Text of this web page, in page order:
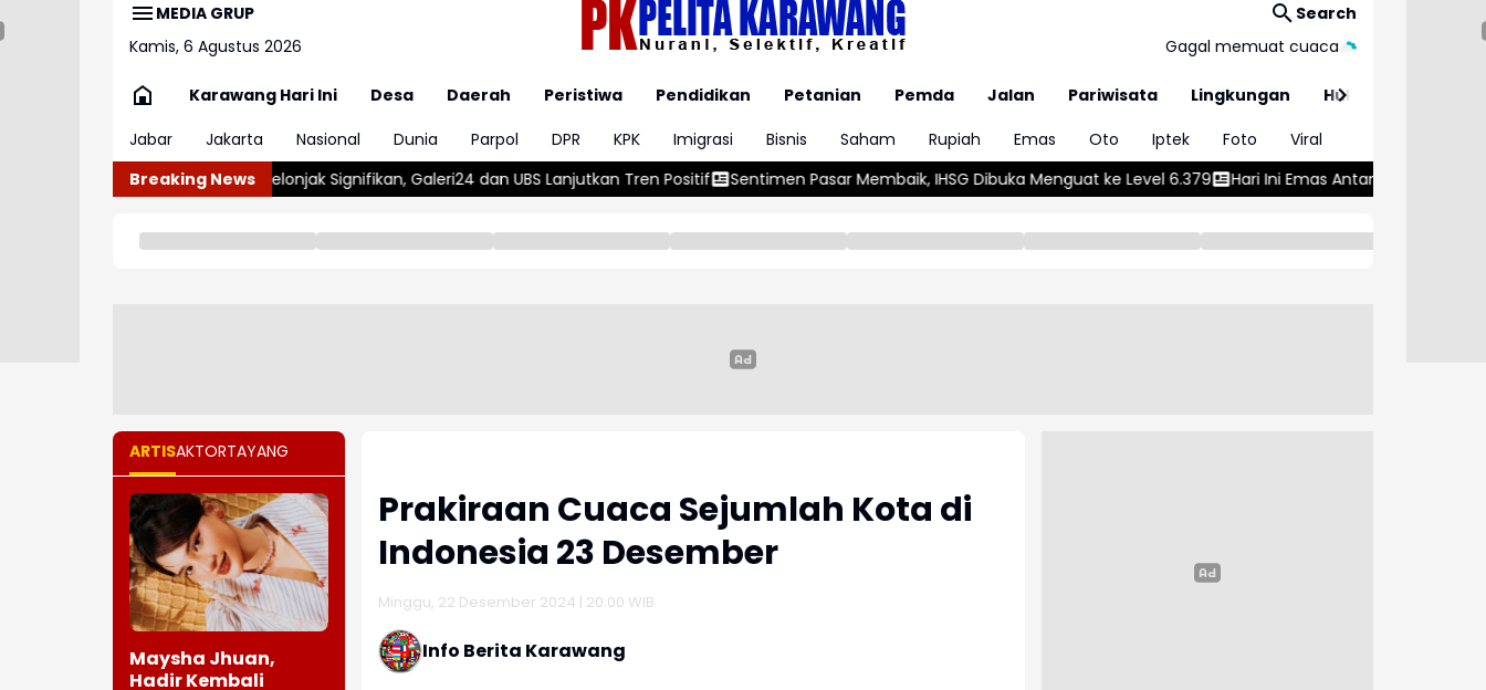
MEDIA GRUP
Kamis, 6 Agustus 2026
Search
Gagal memuat cuaca
Karawang Hari Ini Desa Daerah Peristiwa Pendidikan Petanian Pemda Jalan Pariwisata Lingkungan
Hukum
Jabar
Jakarta Nasional Dunia Parpol DPR KPK Imigrasi Bisnis Saham Rupiah Emas Oto Iptek Foto
Viral
Breaking News
Melonjak Signifikan, Galeri24 dan UBS Lanjutkan Tren Positif Sentimen Pasar Membaik, IHSG Dibuka Menguat ke Level 6.379 Hari Ini Emas Antam Melonjak Rp50.000 Rupiah Dibuka
ARTISAKTORTAYANG
Maysha Jhuan,
Hadir Kembali
Prakiraan Cuaca Sejumlah Kota di
Indonesia 23 Desember
Minggu, 22 Desember 2024 | 20:00 WIB
Info Berita Karawang